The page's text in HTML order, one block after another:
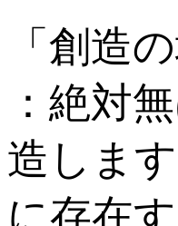
「創造
：絶対
造しま
に存在